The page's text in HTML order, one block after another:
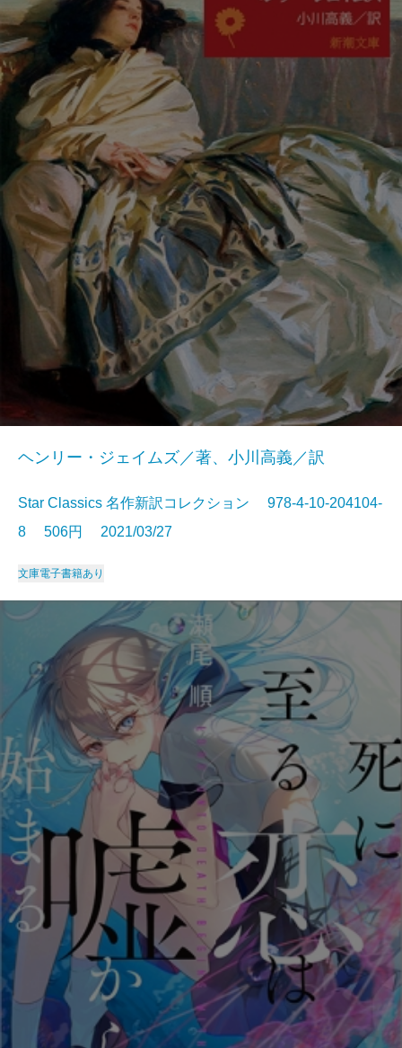
ヘンリー・ジェイムズ／著、小川高義／訳
Star Classics 名作新訳コレクション 978-4-10-204104-
8 506円 2021/03/27
文庫電子書籍あり